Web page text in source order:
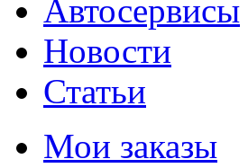
Автосервисы
Новости
Статьи
Мои заказы